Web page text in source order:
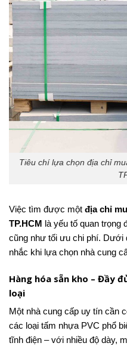
Tiêu chí lựa chọn địa chỉ
Việc tìm được một địa chỉ
TP.HCM là yếu tố quan trọng
cũng như tối ưu chi phí. Dưới
nhắc khi lựa chọn nhà cung
Hàng hóa sẵn kho – Đầy
loại
Một nhà cung cấp uy tín cần
các loại tấm nhựa PVC phổ
tĩnh điện – với nhiều độ dày,